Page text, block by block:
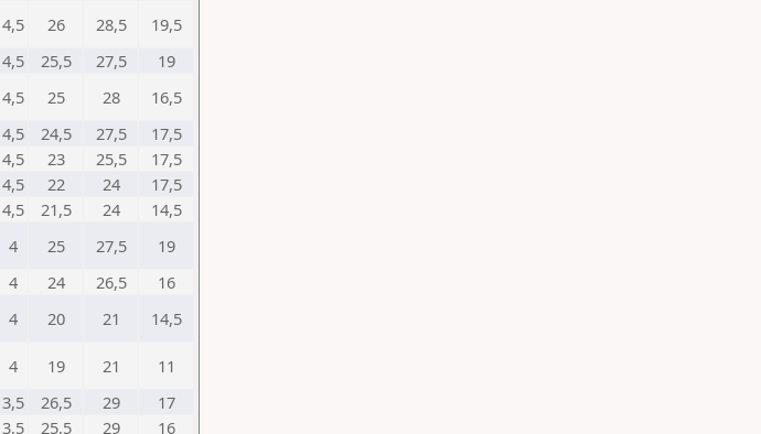
4,5 26 28,5
19,5
4,5 25,5 27,5
19
4,5 25 28
16,5
4,5 24,5 27,5
17,5
4,5 23 25,5
17,5
4,5 22 24
17,5
4,5 21,5 24
14,5
4 25 27,5
19
4 24 26,5
16
4 20 21 14,5
4 19 21
11
3,5 26,5 29
17
3,5 25,5 29
16